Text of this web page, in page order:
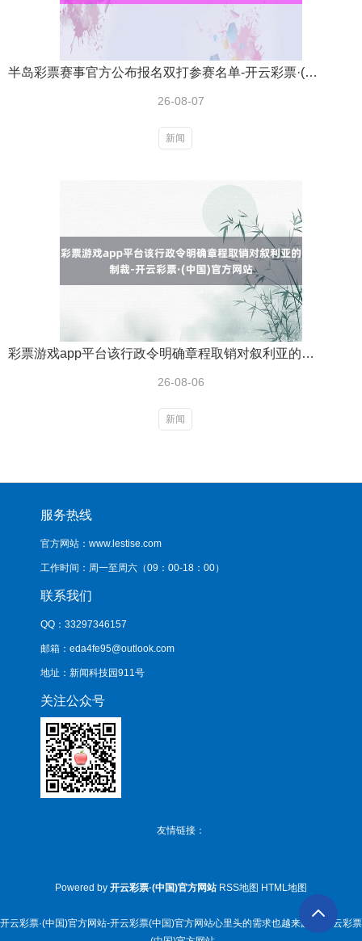
半岛彩票赛事官方公布报名双打参赛名单-开云彩票·(中国)官方网站
26-08-07
新闻
彩票游戏app平台该行政令明确章程取销对叙利亚的制裁-开云彩票·(中国)官方网站
26-08-06
新闻
服务热线
官方网站：www.lestise.com
工作时间：周一至周六（09：00-18：00）
联系我们
QQ：33297346157
邮箱：eda4fe95@outlook.com
地址：新闻科技园911号
关注公众号
友情链接：
Powered by 开云彩票·(中国)官方网站 RSS地图 HTML地图
开云彩票·(中国)官方网站-开云彩票(中国)官方网站心里头的需求也越来越多-开云彩票